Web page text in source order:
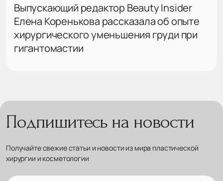
Выпускающий редактор Beauty Insider
Елена Коренькова рассказала об опыте
хирургического уменьшения груди при
гигантомастии
Подпишитесь на новости
Получайте свежие статьи и новости из мира пластической
хирургии и косметологии